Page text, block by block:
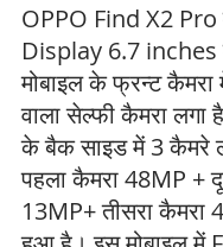
OPPO Find X2 Pro
Display 6.7
मोबाइल के फ्रन्ट
वाला सेल्फी कैमरा लगा
के बैक साइड में 3 कैमरे
पहला कैमरा 48MP +
13MP+ तीसरा कैमरा